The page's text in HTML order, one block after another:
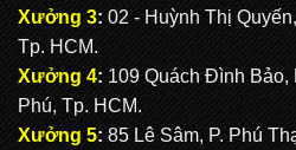
Xưởng 3: 02 - Huỳnh Thị
Tp. HCM.
Xưởng 4: 109 Quách Đình Bảo,
Phú, Tp. HCM.
Xưởng 5: 85 Lê Sâm, P. Phú